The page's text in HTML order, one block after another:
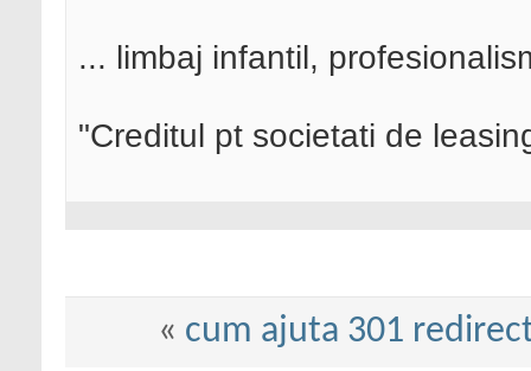
... limbaj infantil,
"Creditul pt societati de
« cum ajuta 301 redirect